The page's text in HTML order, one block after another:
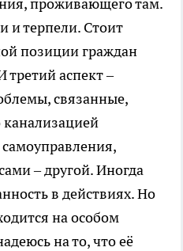
и терпели. Стоит
позиции граждан
третий аспект –
связанные,
канализацией
– другой. Иногда
в действиях. Но
на особом
на то, что её